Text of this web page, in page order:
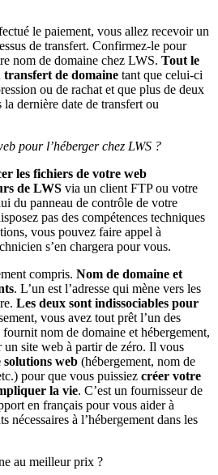
le paiement, vous allez recevoir un
de transfert. Confirmez-le pour
nom de domaine chez LWS. Tout le
de domaine tant que celui-ci
ou de rachat et que plus de deux
dernière date de transfert ou
pour l’héberger chez LWS ?
les fichiers de votre web
de LWS via un client FTP ou votre
du panneau de contrôle de votre
pas des compétences techniques
vous pouvez faire appel à
s’en chargera pour vous.
compris. Nom de domaine et
. L’un est l’adresse qui mène vers les
Les deux sont indissociables pour
vous avez tout prêt l’un des
nom de domaine et hébergement,
un site web à partir de zéro. Il vous
web (hébergement, nom de
pour que vous puissiez créer votre
la vie. C’est un fournisseur de
en français pour vous aider à
nécessaires à l’hébergement dans les
au meilleur prix ?